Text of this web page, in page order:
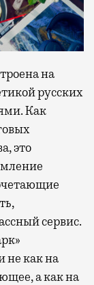
на
русских
Как
это
сервис.
не как на
а как на